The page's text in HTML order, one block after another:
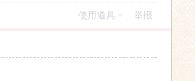
使用道具 举报